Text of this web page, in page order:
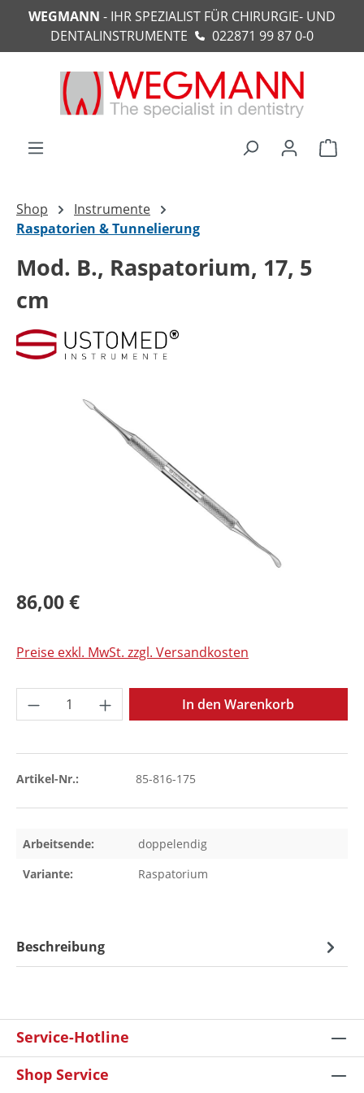
springen
WEGMANN - IHR SPEZIALIST FÜR CHIRURGIE- UND
DENTALINSTRUMENTE
022871 99 87 0-0
Shop
Instrumente
Raspatorien & Tunnelierung
Mod. B., Raspatorium, 17, 5
cm
Bildergalerie überspringen
86,00 €
Preise exkl. MwSt. zzgl. Versandkosten
Produkt Anzahl: Gib den gewünschten
In den Warenkorb
Artikel-Nr.: 85-816-175
Arbeitsende:
doppelendig
Variante:
Raspatorium
Beschreibung
Service-Hotline
Shop Service